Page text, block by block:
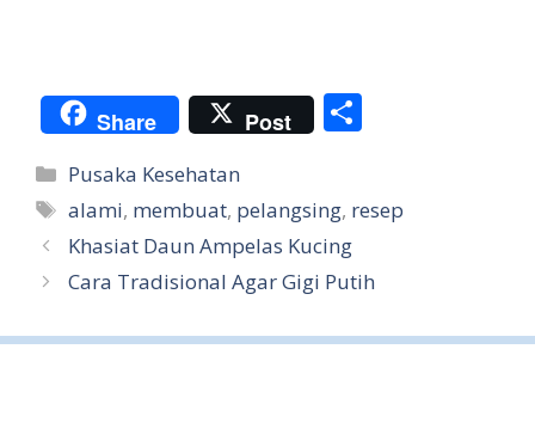
Share Post
e
Categories
Pusaka Kesehatan
Tags
alami, membuat, pelangsing, resep
Khasiat Daun Ampelas Kucing
Cara Tradisional Agar Gigi Putih